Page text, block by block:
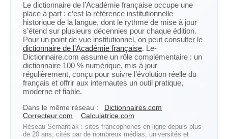
Le dictionnaire de l’Académie française occupe une
place à part : c’est la référence institutionnelle
historique de la langue, dont le rythme de mise à jour
s’étend sur plusieurs décennies pour chaque édition.
Pour un point de vue institutionnel, on peut consulter le
dictionnaire de l’Académie française. Le-
Dictionnaire.com assume un rôle complémentaire : un
dictionnaire 100 % numérique, mis à jour
régulièrement, conçu pour suivre l’évolution réelle du
français et offrir aux internautes un outil pratique,
moderne et fiable.
Dans le même réseau :
Dictionnaires.com
Correcteur.com
Calculatrice.com
Réseau Semantiak : sites francophones en ligne depuis plus
de 20 ans, cités par de nombreux médias, universités et